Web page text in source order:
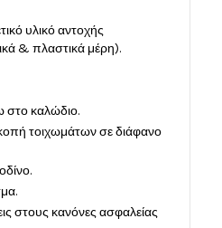
υλικό αντοχής
& πλαστικά μέρη).
στο καλώδιο.
τοιχωμάτων σε διάφανο
στους κανόνες ασφαλείας